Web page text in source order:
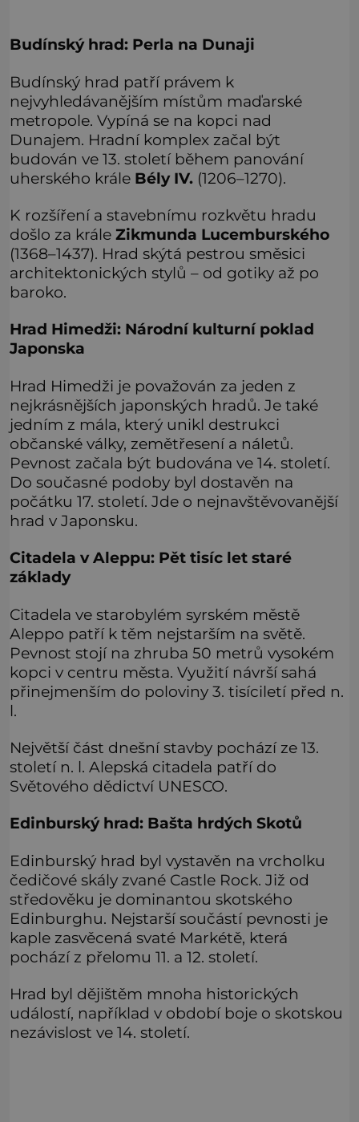
Budínský hrad: Perla na Dunaji
Budínský hrad patří právem k
nejvyhledávanějším místům maďarské
metropole. Vypíná se na kopci nad
Dunajem. Hradní komplex začal být
budován ve 13. století během panování
uherského krále Bély IV. (1206–1270).
K rozšíření a stavebnímu rozkvětu hradu
došlo za krále Zikmunda Lucemburského
(1368–1437). Hrad skýtá pestrou směsici
architektonických stylů – od gotiky až po
baroko.
Hrad Himedži: Národní kulturní poklad
Japonska
Hrad Himedži je považován za jeden z
nejkrásnějších japonských hradů. Je také
jedním z mála, který unikl destrukci
občanské války, zemětřesení a náletů.
Pevnost začala být budována ve 14. století.
Do současné podoby byl dostavěn na
počátku 17. století. Jde o nejnavštěvovanější
hrad v Japonsku.
Citadela v Aleppu: Pět tisíc let staré
základy
Citadela ve starobylém syrském městě
Aleppo patří k těm nejstarším na světě.
Pevnost stojí na zhruba 50 metrů vysokém
kopci v centru města. Využití návrší sahá
přinejmenším do poloviny 3. tisíciletí před n.
l.
Největší část dnešní stavby pochází ze 13.
století n. l. Alepská citadela patří do
Světového dědictví UNESCO.
Edinburský hrad: Bašta hrdých Skotů
Edinburský hrad byl vystavěn na vrcholku
čedičové skály zvané Castle Rock. Již od
středověku je dominantou skotského
Edinburghu. Nejstarší součástí pevnosti je
kaple zasvěcená svaté Markétě, která
pochází z přelomu 11. a 12. století.
Hrad byl dějištěm mnoha historických
událostí, například v období boje o skotskou
nezávislost ve 14. století.